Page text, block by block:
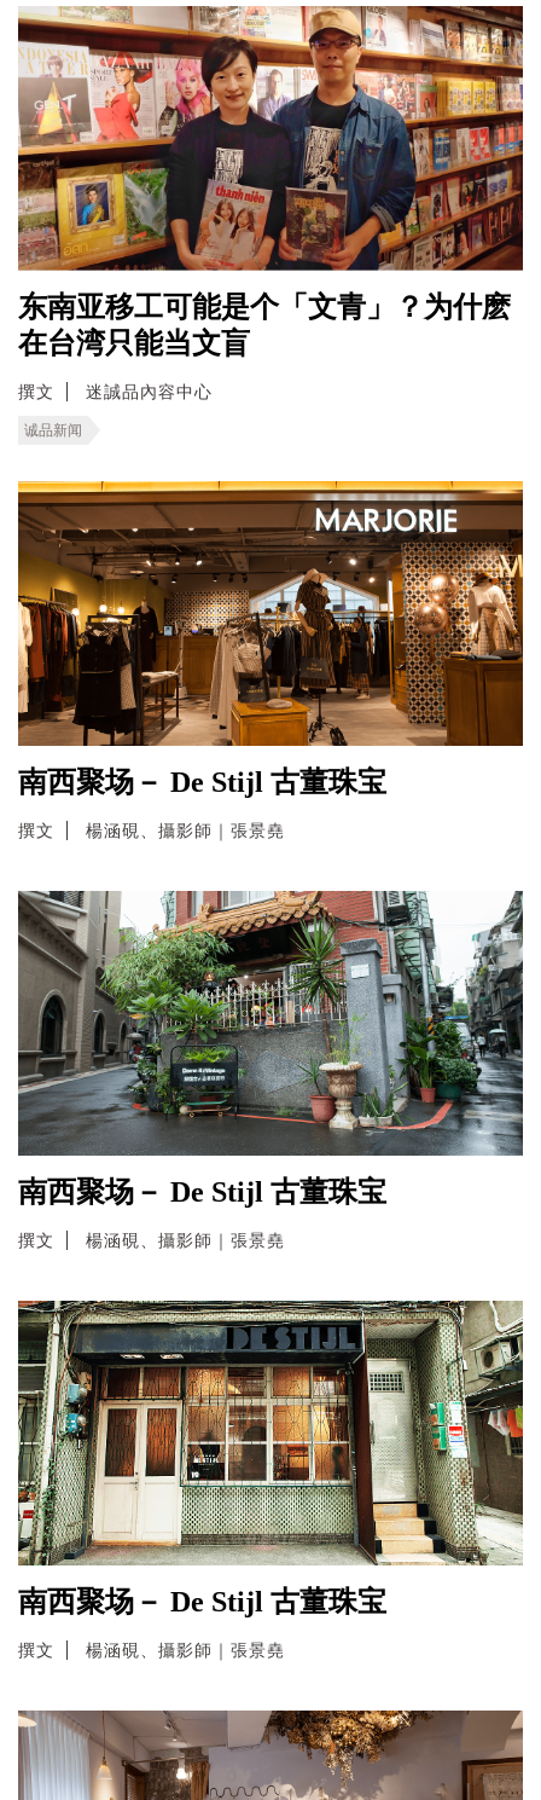
东南亚移工可能是个「文青」？为什麽
在台湾只能当文盲
撰文 迷誠品內容中心
诚品新闻
南西聚场－ De Stijl 古董珠宝
撰文 楊涵硯、攝影師｜張景堯
南西聚场－ De Stijl 古董珠宝
撰文 楊涵硯、攝影師｜張景堯
南西聚场－ De Stijl 古董珠宝
撰文 楊涵硯、攝影師｜張景堯